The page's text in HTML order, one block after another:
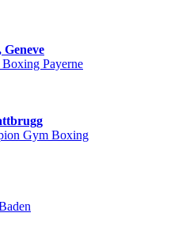
Payerne
Gym Boxing